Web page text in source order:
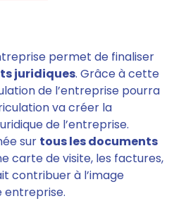
permet de finaliser
juridiques. Grâce à cette
de l’entreprise pourra
va créer la
de l’entreprise.
sur tous les documents
carte de visite, les factures,
contribuer à l’image
entreprise.